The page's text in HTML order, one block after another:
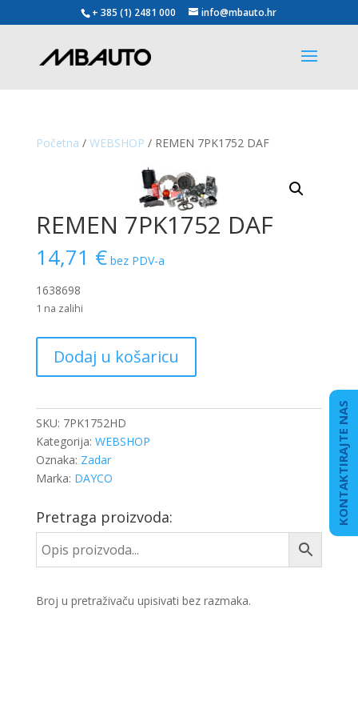
+ 385 (1) 2481 000 info@mbauto.hr
Početna / WEBSHOP / REMEN 7PK1752 DAF
REMEN 7PK1752 DAF
14,71 € bez PDV-a
1638698
1 na zalihi
7PK1752
DAF
Dodaj u košaricu
SKU: 7PK1752HD
Kategorija: WEBSHOP
Oznaka: Zadar
Marka: DAYCO
Pretraga proizvoda:
Broj u pretraživaču upisivati bez razmaka.
KONTAKTIRAJTE NAS